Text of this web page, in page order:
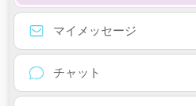
マイメッセージ
チャット